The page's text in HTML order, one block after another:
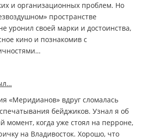
и организационных проблем. Но
пространстве
уронил своей марки и достоинства,
кино и познакомив с
«Меридианов» вдруг сломалась
бейджиков. Узнал я об
момент, когда уже стоял на перроне,
на Владивосток. Хорошо, что